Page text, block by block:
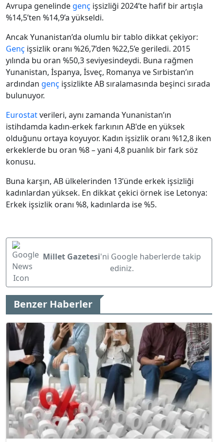
Avrupa genelinde genç işsizliği 2024’te hafif bir artışla
%14,5’ten %14,9’a yükseldi.
Ancak Yunanistan’da olumlu bir tablo dikkat çekiyor:
Genç işsizlik oranı %26,7’den %22,5’e geriledi. 2015
yılında bu oran %50,3 seviyesindeydi. Buna rağmen
Yunanistan, İspanya, İsveç, Romanya ve Sırbistan’ın
ardından genç işsizlikte AB sıralamasında beşinci sırada
bulunuyor.
Eurostatverileri, aynı zamanda Yunanistan’ın
istihdamda kadın-erkek farkının AB'de en yüksek
olduğunu ortaya koyuyor. Kadın işsizlik oranı %12,8 iken
erkeklerde bu oran %8 – yani 4,8 puanlık bir fark söz
konusu.
Buna karşın, AB ülkelerinden 13’ünde erkek işsizliği
kadınlardan yüksek. En dikkat çekici örnek ise Letonya:
Erkek işsizlik oranı %8, kadınlarda ise %5.
Millet Gazetesi'ni Google haberlerde takip
ediniz.
Benzer Haberler